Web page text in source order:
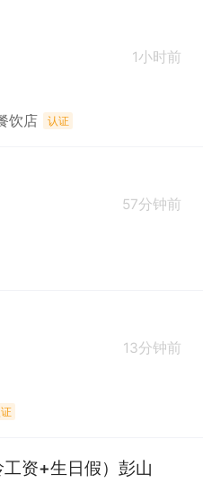
1小时前
饮店 认证
57分钟前
13分钟前
资+生日假）彭山